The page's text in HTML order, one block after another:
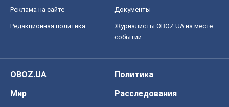
Реклама на сайте Документы
Редакционная политика
Журналисты OBOZ.UA на месте
событий
OBOZ.UA
Политика
Мир
Расследования